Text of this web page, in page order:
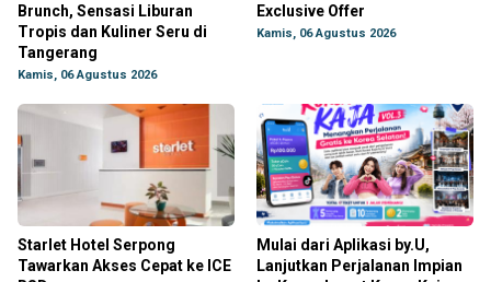
Brunch, Sensasi Liburan
Tropis dan Kuliner Seru di
Tangerang
Kamis, 06 Agustus 2026
Exclusive Offer
Kamis, 06 Agustus 2026
Starlet Hotel Serpong
Tawarkan Akses Cepat ke ICE
Mulai dari Aplikasi by.U,
Lanjutkan Perjalanan Impian